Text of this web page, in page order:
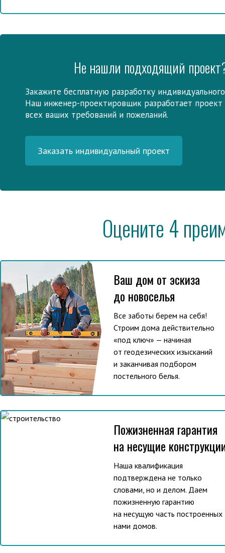
Не нашли подходящий
Закажите бесплатную разработку
Наш инженер-проектировщик разработает проект
всех ваших требований и пожеланий.
Заказать индивидуальный проект
Оцените 4
Ваш дом от эскиза
до новоселья
Все заботы берем на себя!
Строим дома действительно
«под ключ» — начиная
от геодезических изысканий
и заканчивая подбором
постельного белья.
Пожизненная гарантия
на несущие
Наша квалификация
подтверждена не только
словами, но и делом. Даем
пожизненную гарантию
на несущую часть построенных
нами домов.